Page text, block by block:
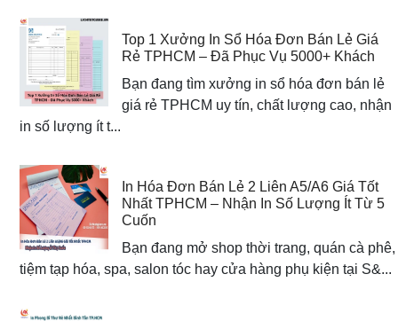
Top 1 Xưởng In Sổ Hóa Đơn Bán Lẻ Giá
Rẻ TPHCM – Đã Phục Vụ 5000+ Khách
Bạn đang tìm xưởng in sổ hóa đơn bán lẻ
giá rẻ TPHCM uy tín, chất lượng cao, nhận
in số lượng ít t...
In Hóa Đơn Bán Lẻ 2 Liên A5/A6 Giá Tốt
Nhất TPHCM – Nhận In Số Lượng Ít Từ 5
Cuốn
Bạn đang mở shop thời trang, quán cà phê,
tiệm tạp hóa, spa, salon tóc hay cửa hàng phụ kiện tại S&...